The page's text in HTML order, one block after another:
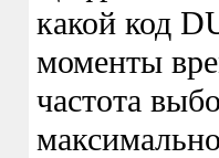
какой код
моменты
частота